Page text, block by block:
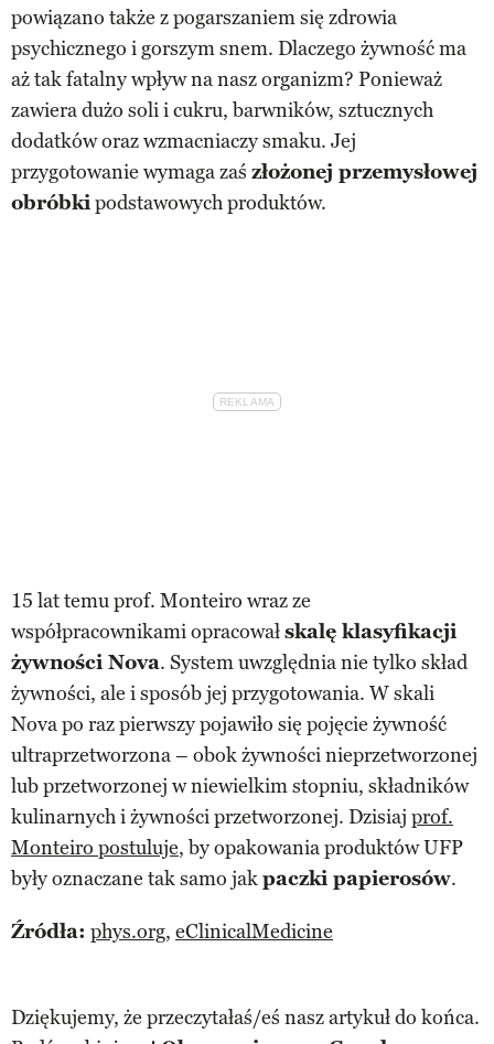
powiązano także z pogarszaniem się zdrowia
psychicznego i gorszym snem. Dlaczego żywność ma
aż tak fatalny wpływ na nasz organizm? Ponieważ
zawiera dużo soli i cukru, barwników, sztucznych
dodatków oraz wzmacniaczy smaku. Jej
przygotowanie wymaga zaś złożonej przemysłowej
obróbkipodstawowych produktów.
15 lat temu prof. Monteiro wraz ze
współpracownikami opracowałskalę klasyfikacji
żywności Nova. System uwzględnia nie tylko skład
żywności, ale i sposób jej przygotowania. W skali
Nova po raz pierwszy pojawiło się pojęcie żywność
ultraprzetworzona – obok żywności nieprzetworzonej
lub przetworzonej w niewielkim stopniu, składników
kulinarnych i żywności przetworzonej. Dzisiaj prof.
Monteiro postuluje, by opakowania produktów UFP
były oznaczane tak samo jakpaczki papierosów.
Źródła: phys.org, eClinicalMedicine
Dziękujemy, że przeczytałaś/eś nasz artykuł do końca.